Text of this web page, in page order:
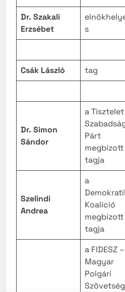
Dr. Szakali
Erzsébet
s
Csák László tag
Dr. Simon
Sándor
a
Párt
megbízott
tagja
Szelindi
Andrea
a
Koalíció
megbízott
tagja
a FIDESZ –
Magyar
Polgári